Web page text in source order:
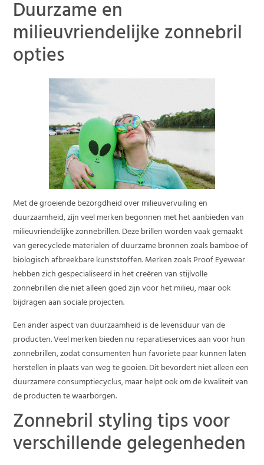
Duurzame en
milieuvriendelijke zonnebril
opties
Met de groeiende bezorgdheid over milieuvervuiling en
duurzaamheid, zijn veel merken begonnen met het aanbieden van
milieuvriendelijke zonnebrillen. Deze brillen worden vaak gemaakt
van gerecyclede materialen of duurzame bronnen zoals bamboe of
biologisch afbreekbare kunststoffen. Merken zoals Proof Eyewear
hebben zich gespecialiseerd in het creëren van stijlvolle
zonnebrillen die niet alleen goed zijn voor het milieu, maar ook
bijdragen aan sociale projecten.
Een ander aspect van duurzaamheid is de levensduur van de
producten. Veel merken bieden nu reparatieservices aan voor hun
zonnebrillen, zodat consumenten hun favoriete paar kunnen laten
herstellen in plaats van weg te gooien. Dit bevordert niet alleen een
duurzamere consumptiecyclus, maar helpt ook om de kwaliteit van
de producten te waarborgen.
Zonnebril styling tips voor
verschillende gelegenheden